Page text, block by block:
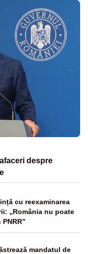
despre
cu reexaminarea
„România nu poate
mandatul de